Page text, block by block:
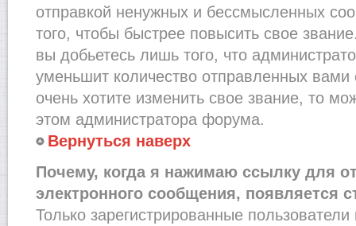
отправкой ненужных и бессмысленных
того, чтобы быстрее повысить свое
вы добьетесь лишь того, что
уменьшит количество отправленных
очень хотите изменить свое звание, то
этом администратора форума.
Вернуться наверх
Почему, когда я нажимаю ссылку для
электронного сообщения, появляется
Только зарегистрированные пользователи